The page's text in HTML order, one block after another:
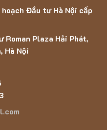
phòng ngủ, phòng làm việc.
Đầu tư Hà Nội cấp
Roman Plaza Hải Phát,
Hà Nội